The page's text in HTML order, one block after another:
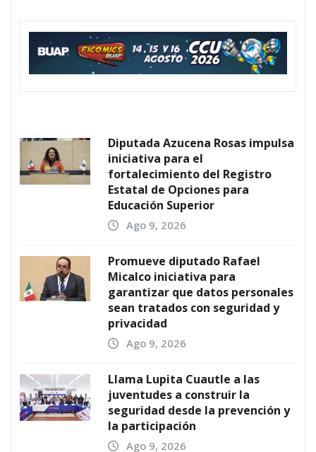
Diputada Azucena Rosas impulsa
iniciativa para el
fortalecimiento del Registro
Estatal de Opciones para
Educación Superior
Ago 9, 2026
Promueve diputado Rafael
Micalco iniciativa para
garantizar que datos personales
sean tratados con seguridad y
privacidad
Ago 9, 2026
Llama Lupita Cuautle a las
juventudes a construir la
seguridad desde la prevención y
la participación
Ago 9, 2026